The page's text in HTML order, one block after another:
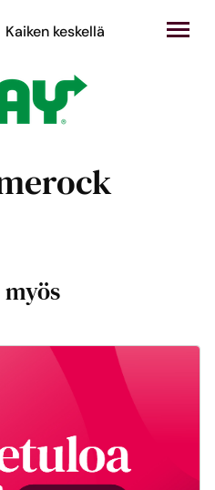
Kauppakeskus Sampokeskus
Kaiken keskellä